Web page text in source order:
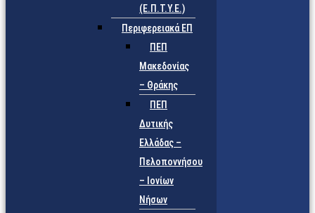
(Ε.Π.Τ.Υ.Ε.)
Περιφερειακά ΕΠ
ΠΕΠ
Μακεδονίας
– Θράκης
ΠΕΠ
Δυτικής
Ελλάδας –
Πελοποννήσου
– Ιονίων
Νήσων